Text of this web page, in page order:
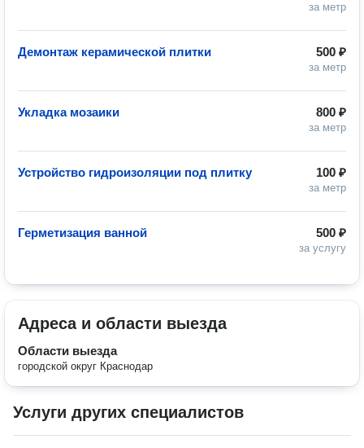
за метр
500 ₽
за метр
Демонтаж керамической плитки
800 ₽
за метр
Укладка мозаики
100 ₽
за метр
Устройство гидроизоляции под плитку
500 ₽
за услугу
Герметизация ванной
Адреса и области выезда
Области выезда
городской округ Краснодар
Услуги других специалистов